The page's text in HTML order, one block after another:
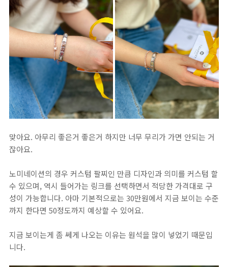
맞아요. 아무리 좋은거 좋은거 하지만 너무 무리가 가면 안되는 거
잖아요.
노미네이션의 경우 커스텀 팔찌인 만큼 디자인과 의미를 커스텀 할
수 있으며, 역시 들어가는 링크를 선택하면서 적당한 가격대로 구
성이 가능합니다. 아마 기본적으로는 30만원에서 지금 보이는 수준
까지 한다면 50정도까지 예상할 수 있어요.
지금 보이는게 좀 쎄게 나오는 이유는 원석을 많이 넣었기 때문입
니다.